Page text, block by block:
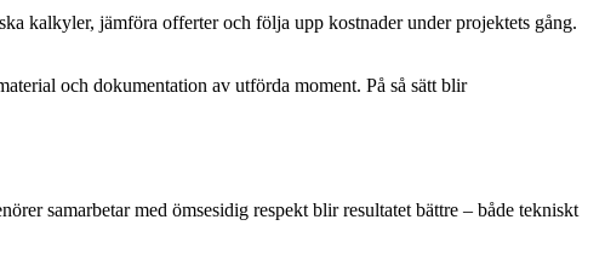
kalkyler, jämföra offerter och följa upp kostnader under projektets gång.
och dokumentation av utförda moment. På så sätt blir
samarbetar med ömsesidig respekt blir resultatet bättre – både tekniskt